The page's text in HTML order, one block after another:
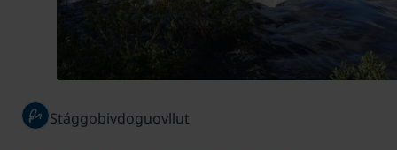
Stággobivdoguovllut